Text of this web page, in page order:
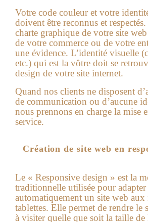
Votre code couleur et votre
doivent être reconnus et
charte graphique de votre site
de votre commerce ou de votre
une évidence. L’identité visuelle
etc.) qui est la vôtre doit se
design de votre site internet.
Quand nos clients ne disposent
de communication ou d’aucune
nous prennons en charge la mise
service.
Création de site web en
Le « Responsive design » est la
traditionnelle utilisée pour adapter
automatiquement un site web aux
tablettes. Elle permet de rendre le
à visiter quelle que soit la taille de